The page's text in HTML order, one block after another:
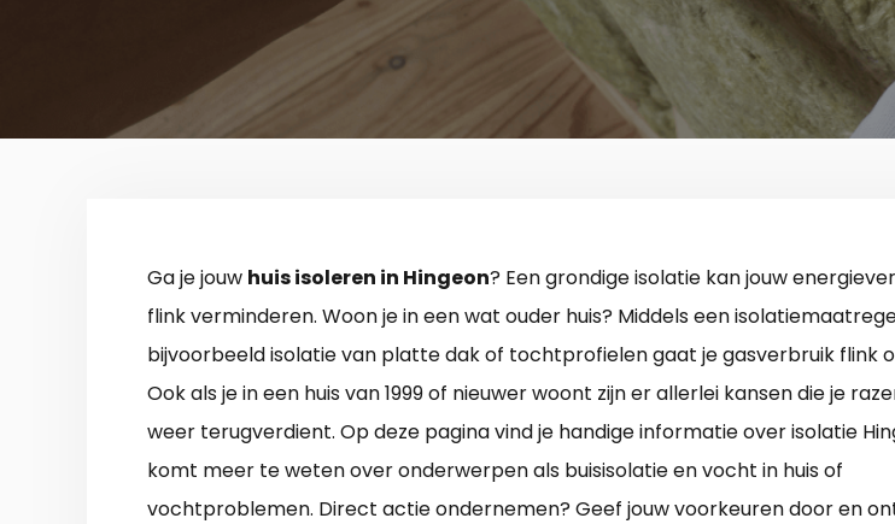
Ga je jouw huis isoleren in Hingeon? Een grondige isolatie kan jouw
flink verminderen. Woon je in een wat ouder huis? Middels een
bijvoorbeeld isolatie van platte dak of tochtprofielen gaat je gasverbruik flink
Ook als je in een huis van 1999 of nieuwer woont zijn er allerlei kansen die je
weer terugverdient. Op deze pagina vind je handige informatie over isolatie
komt meer te weten over onderwerpen als buisisolatie en vocht in huis of
vochtproblemen. Direct actie ondernemen? Geef jouw voorkeuren door en